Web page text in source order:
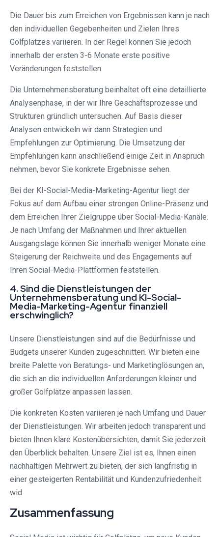
Die Dauer bis zum Erreichen von Ergebnissen kann je nach
den individuellen Gegebenheiten und Zielen Ihres
Golfplatzes variieren. In der Regel können Sie jedoch
innerhalb der ersten 3-6 Monate erste positive
Veränderungen feststellen.
Die Unternehmensberatung beinhaltet oft eine detaillierte
Analysenphase, in der wir Ihre Geschäftsprozesse und
Strukturen gründlich untersuchen. Auf Basis dieser
Analysen entwickeln wir dann Strategien und
Empfehlungen zur Optimierung. Die Umsetzung der
Empfehlungen kann anschließend einige Zeit in Anspruch
nehmen, bevor Sie konkrete Ergebnisse sehen.
Bei der KI-Social-Media-Marketing-Agentur liegt der
Fokus auf dem Aufbau einer strongen Online-Präsenz und
dem Erreichen Ihrer Zielgruppe über Social-Media-Kanäle.
Je nach Umfang der Maßnahmen und Ihrer aktuellen
Ausgangslage können Sie innerhalb weniger Monate eine
Steigerung der Reichweite und des Engagements auf
Ihren Social-Media-Plattformen feststellen.
4. Sind die Dienstleistungen der
Unternehmensberatung und KI-Social-
Media-Marketing-Agentur finanziell
erschwinglich?
Unsere Dienstleistungen sind auf die Bedürfnisse und
Budgets unserer Kunden zugeschnitten. Wir bieten eine
breite Palette von Beratungs- und Marketinglösungen an,
die sich an die individuellen Anforderungen kleiner und
großer Golfplätze anpassen lassen.
Die konkreten Kosten variieren je nach Umfang und Dauer
der Dienstleistungen. Wir arbeiten jedoch transparent und
bieten Ihnen klare Kostenübersichten, damit Sie jederzeit
den Überblick behalten. Unsere Ziel ist es, Ihnen einen
nachhaltigen Mehrwert zu bieten, der sich langfristig in
einer gesteigerten Rentabilität und Kundenzufriedenheit
wid
Zusammenfassung